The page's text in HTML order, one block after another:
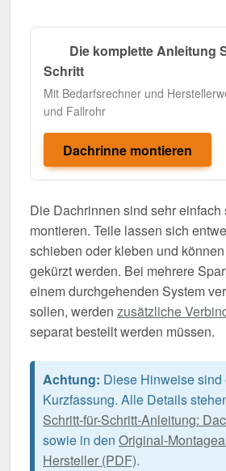
Die komplette Anleitung
Schritt
Mit Bedarfsrechner und
und Fallrohr
Dachrinne montieren
Die Dachrinnen sind sehr einfach
montieren. Teile lassen sich
schieben oder kleben und
gekürzt werden. Bei mehrere
einem durchgehenden System
sollen, werden zusätzliche
separat bestellt werden müssen.
Achtung: Diese Hinweise sind
Kurzfassung. Alle Details
Schritt-für-Schritt-Anleitung:
sowie in den Original-
Hersteller (PDF).